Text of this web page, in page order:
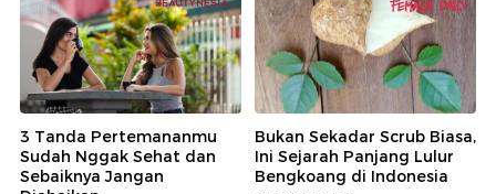
3 Tanda Pertemananmu
Sudah Nggak Sehat dan
Sebaiknya Jangan
Bukan Sekadar Scrub Biasa,
Ini Sejarah Panjang Lulur
Bengkoang di Indonesia